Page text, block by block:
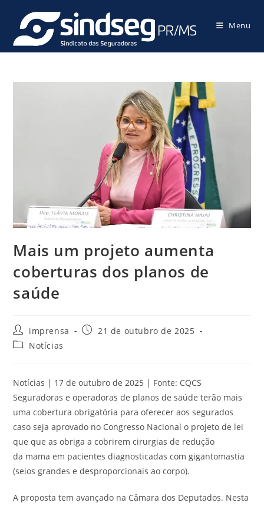
Menu
Mais um projeto aumenta
coberturas dos planos de
saúde
imprensa
21 de outubro de 2025
Notícias
Notícias | 17 de outubro de 2025 | Fonte: CQCS
Seguradoras e operadoras de planos de saúde terão mais
uma cobertura obrigatória para oferecer aos segurados
caso seja aprovado no Congresso Nacional o projeto de lei
que que as obriga a cobrirem cirurgias de redução
da mama em pacientes diagnosticadas com gigantomastia
(seios grandes e desproporcionais ao corpo).
A proposta tem avançado na Câmara dos Deputados. Nesta